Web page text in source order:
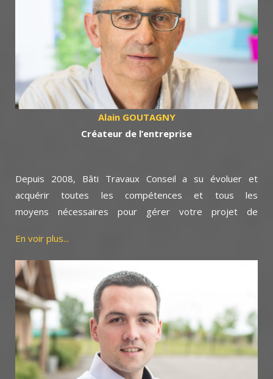
Alain GOUTAGNY
Créateur de l’entreprise
Depuis 2008, Bâti Travaux Conseil a su évoluer et
acquérir toutes les compétences et tous les
moyens nécessaires pour gérer votre projet de
Au fil des années, mes expériences professionnelles
m’ont permis de maîtriser le bon déroulement d’un projet
de sa conception à l’exécution des travaux où nous avons
pu établir de vrais partenariats avec des entreprises
artisanales fiables et qualifiées.
De même, mes connaissances de la grande diversité de
matériaux de construction permettent de proposer des
prestations en adéquation avec vos idées.
En voir plus...